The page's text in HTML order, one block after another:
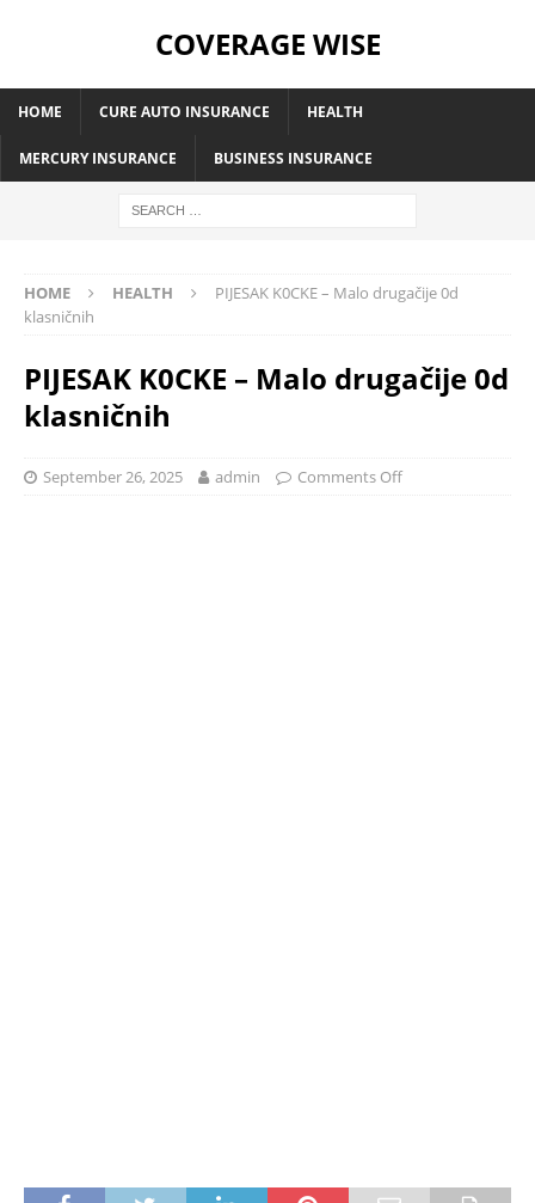
COVERAGE WISE
HOME CURE AUTO INSURANCE HEALTH
MERCURY INSURANCE BUSINESS INSURANCE
HOME HEALTH
PIJESAK K0CKE – Malo drugačije 0d
klasničnih
PIJESAK K0CKE – Malo drugačije 0d
klasničnih
September 26, 2025 admin Comments Off